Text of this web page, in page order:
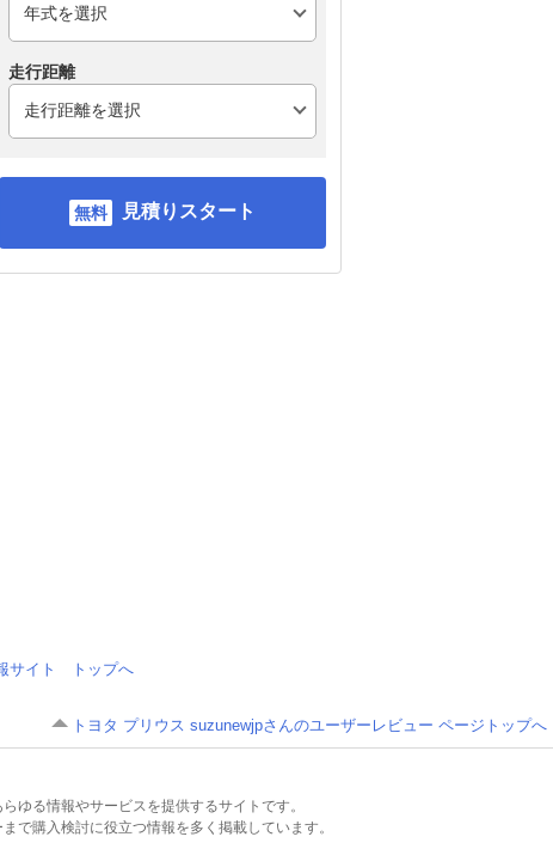
走行距離
見積りスタート
サイト トップへ
トヨタ プリウス suzunewjpさんのユーザーレビュー ページトップへ
ゆる情報やサービスを提供するサイトです。
で購入検討に役立つ情報を多く掲載しています。